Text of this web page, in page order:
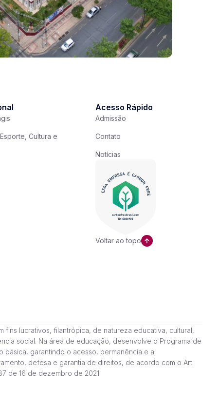
Cultura e
Acesso Rápido
Admissão
Contato
Notícias
Voltar ao topo
fins lucrativos, filantrópica, de natureza educativa, cultural,
social. Na área de educação, desenvolve o Programa de
básica, garantindo o acesso, permanência e a
defesa e garantia de direitos, de acordo com o Art.
de 16 de dezembro de 2021.